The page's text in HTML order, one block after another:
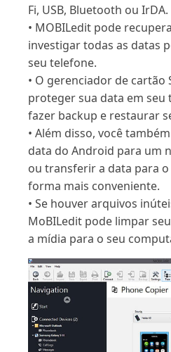
Fi, USB, Bluetooth ou IrDA.
• MOBILedit pode
investigar todas as datas
seu telefone.
• O gerenciador de
proteger sua data em seu
fazer backup e restaurar
• Além disso, você
data do Android para um
ou transferir a data para o
forma mais conveniente.
• Se houver arquivos
MoBILedit pode limpar
a mídia para o seu